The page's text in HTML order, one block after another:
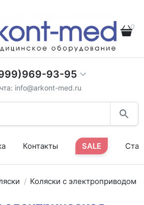
0
93-95
info@arkont-med.ru
Контакты SALE
Коляски с электроприводом